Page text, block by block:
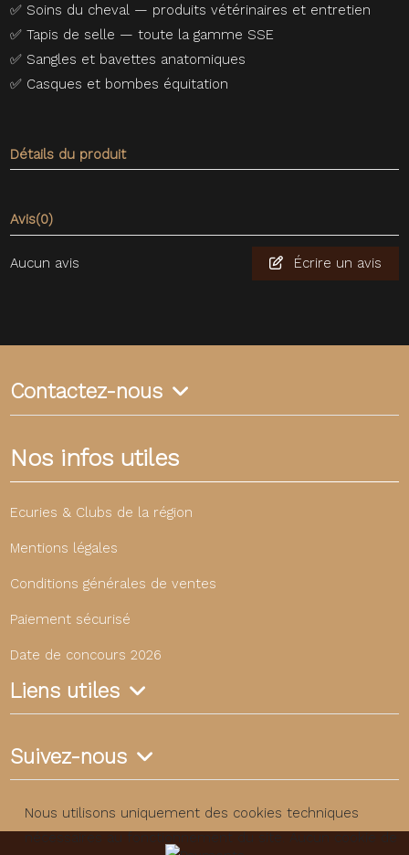
✅ Soins du cheval — produits vétérinaires et entretien
✅Tapis de selle — toute la gamme SSE
✅ Sangles et bavettes anatomiques
✅ Casques et bombes équitation
Détails du produit
Avis(0)
Aucun avis Écrire un avis
Contactez-nous
Nos infos utiles
Ecuries & Clubs de la région
Mentions légales
Conditions générales de ventes
Paiement sécurisé
Date de concours 2026
Liens utiles
Suivez-nous
Nous utilisons uniquement des cookies techniques
nécessaires au fonctionnement du site. Aucun cookie de